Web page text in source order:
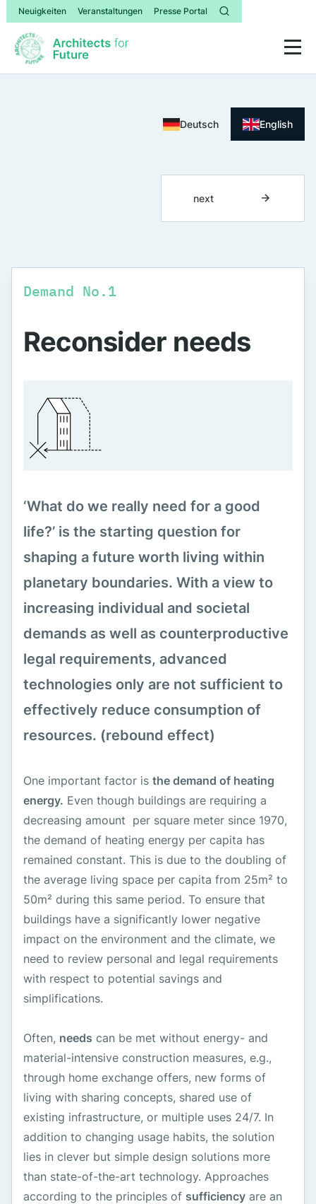
Neuigkeiten Veranstaltungen Presse Portal
Deutsch English
next
Demand No.1
Reconsider needs
‘What do we really need for a good
life?’ is the starting question for
shaping a future worth living within
planetary boundaries. With a view to
increasing individual and societal
demands as well as counterproductive
legal requirements, advanced
technologies only are not sufficient to
effectively reduce consumption of
resources. (rebound effect)
One important factor is the demand of heating
energy. Even though buildings are requiring a
decreasing amount per square meter since 1970,
the demand of heating energy per capita has
remained constant. This is due to the doubling of
the average living space per capita from 25m² to
50m² during this same period. To ensure that
buildings have a significantly lower negative
impact on the environment and the climate, we
need to review personal and legal requirements
with respect to potential savings and
simplifications.
Often, needs can be met without energy- and
material-intensive construction measures, e.g.,
through home exchange offers, new forms of
living with sharing concepts, shared use of
existing infrastructure, or multiple uses 24/7. In
addition to changing usage habits, the solution
lies in clever but simple design solutions more
than state-of-the-art technology. Approaches
according to the principles of sufficiency are an